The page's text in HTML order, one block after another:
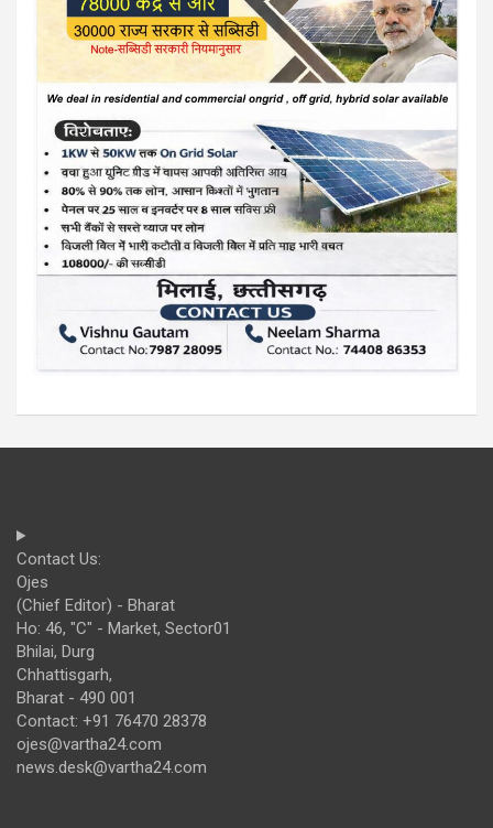
Contact Us:
Ojes
(Chief Editor) - Bharat
Ho: 46, "C" - Market, Sector01
Bhilai, Durg
Chhattisgarh,
Bharat - 490 001
Contact: +91 76470 28378
ojes@vartha24.com
news.desk@vartha24.com